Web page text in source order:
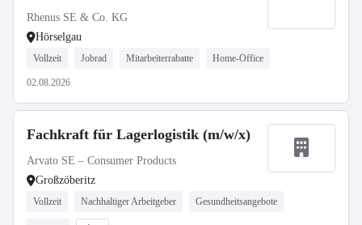
Rhenus SE & Co. KG
Hörselgau
Vollzeit Jobrad Mitarbeiterrabatte Home-Office
02.08.2026
Fachkraft für Lagerlogistik (m/w/x)
Arvato SE – Consumer Products
Großzöberitz
Vollzeit Nachhaltiger Arbeitgeber Gesundheitsangebote